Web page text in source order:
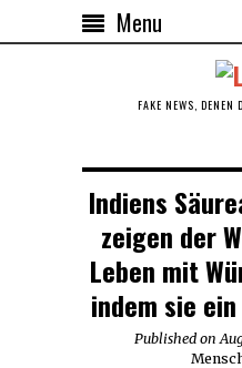
Menu
FAKE NEWS, DENEN
Indiens
zeigen der
Leben mit
indem sie
Published on